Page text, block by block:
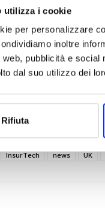
utilizza i cookie
per personalizzare
inoltre
pubblicità e
dal suo utilizzo dei
Rifiuta
InsurTech news UK